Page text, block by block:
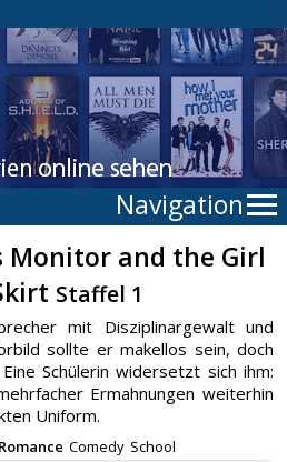
Navigation
Monitor and the Girl
Staffel 1
mit Disziplinargewalt und
sollte er makellos sein, doch
Schülerin widersetzt sich ihm:
Ermahnungen weiterhin
Uniform.
Comedy School